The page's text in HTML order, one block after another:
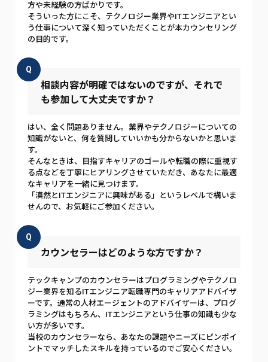
方や未経験の方ばかりです。
そういった方にこそ、テクノロジー業界やITエンジニアとい
う仕事について深く知っていただくことが本カウンセリング
の目的です。
Q
相談内容が明確ではないのですが、それで
も参加して大丈夫ですか？
はい、全く問題ありません。業界やテクノロジーについての
知識がないと、何を質問していいかも分からないかと思いま
す。
そんなときは、目指すキャリアのゴールや転職の際に重視す
る点などを丁寧にヒアリングさせていただき、あなたに最適
なキャリアを一緒に見つけます。
「漠然とITエンジニアに興味がある」というレベルで構いま
せんので、お気軽にご参加ください。
Q
カウンセラーはどのような方ですか？
テックキャンプのカウンセラーはプログラミングやテクノロ
ジー業界を知るITエンジニア転職専門のキャリアアドバイザ
ーです。通常の人材エージェントのアドバイザーは、プログ
ラミングはもちろん、ITエンジニアという仕事の知識も少な
い方が多いです。
当校のカウンセラーなら、あなたの課題やニーズにピンポイ
ントでマッチしたスキルを持っているのでご安心ください。